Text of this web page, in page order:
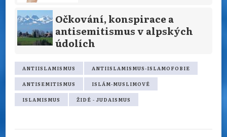
Očkování, konspirace a
antisemitismus v alpských
údolích
ANTIISLAMISMUS ANTIISLAMISMUS-ISLAMOFOBIE
ANTISEMITISMUS ISLÁM-MUSLIMOVÉ
ISLAMISMUS ŽIDÉ - JUDAISMUS